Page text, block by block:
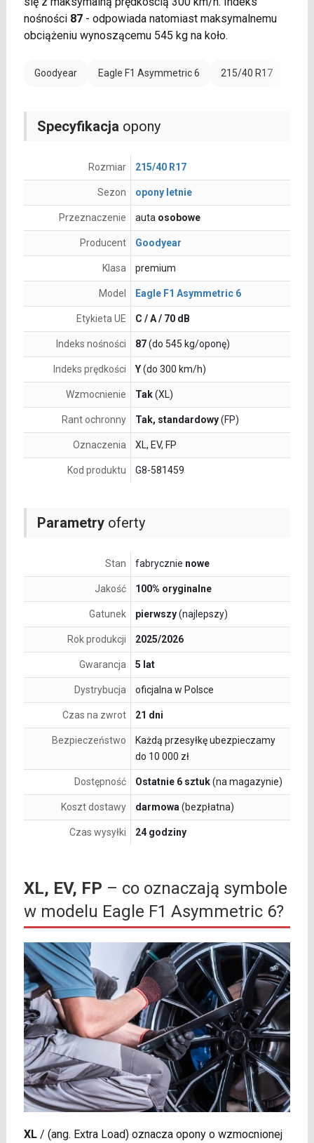
nośności 87- odpowiada natomiast maksymalnemu
obciążeniu wynoszącemu 545 kg na koło.
Goodyear Eagle F1 Asymmetric 6 215/40 R17
Parametryoferty
Stan fabrycznie nowe
Jakość 100% oryginalne
Gatunek pierwszy(najlepszy)
Rok produkcji 2025/2026
Gwarancja 5 lat
Dystrybucja oficjalna w Polsce
Czas na zwrot 21 dni
Bezpieczeństwo
Każdą przesyłkę ubezpieczamy
do 10 000 zł
Dostępność Ostatnie 6 sztuk(na magazynie)
Koszt dostawy darmowa (bezpłatna)
Czas wysyłki 24 godziny
Specyfikacja opony
Rozmiar 215/40 R17
Sezon opony letnie
Przeznaczenie auta osobowe
Producent Goodyear
Klasa premium
Model Eagle F1 Asymmetric 6
Etykieta UE C / A / 70 dB
Indeks nośności 87(do 545 kg/oponę)
Indeks prędkości Y(do 300 km/h)
Wzmocnienie Tak(XL)
Rant ochronny Tak, standardowy(FP)
Oznaczenia XL, EV, FP
Kod produktu G8-581459
XL, EV, FP – co oznaczają symbole
w modelu Eagle F1 Asymmetric 6?
XL/ (ang. Extra Load) oznacza opony o wzmocnionej